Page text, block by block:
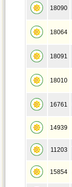
18090
18064
18091
18010
16761
14939
11203
15854